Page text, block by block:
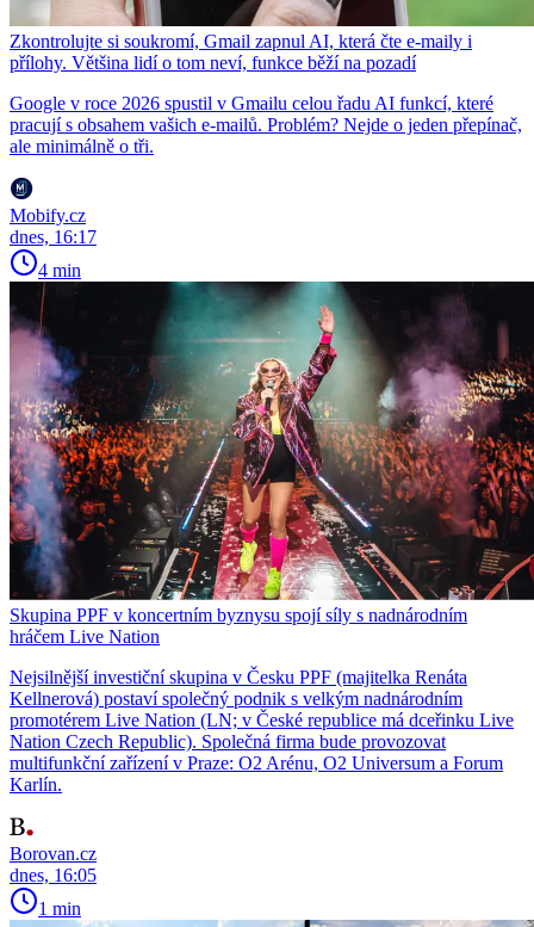
Zkontrolujte si soukromí, Gmail zapnul AI, která čte e-maily i
přílohy. Většina lidí o tom neví, funkce běží na pozadí
Google v roce 2026 spustil v Gmailu celou řadu AI funkcí, které
pracují s obsahem vašich e-mailů. Problém? Nejde o jeden přepínač,
ale minimálně o tři.
Mobify.cz
dnes, 16:17
4 min
Skupina PPF v koncertním byznysu spojí síly s nadnárodním
hráčem Live Nation
Nejsilnější investiční skupina v Česku PPF (majitelka Renáta
Kellnerová) postaví společný podnik s velkým nadnárodním
promotérem Live Nation (LN; v České republice má dceřinku Live
Nation Czech Republic). Společná firma bude provozovat
multifunkční zařízení v Praze: O2 Arénu, O2 Universum a Forum
Karlín.
Borovan.cz
dnes, 16:05
1 min